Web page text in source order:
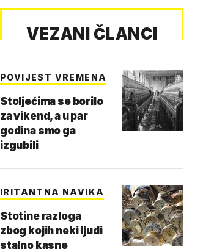
VEZANI ČLANCI
POVIJEST VREMENA
Stoljećima se borilo
za vikend, a u par
godina smo ga
izgubili
IRITANTNA NAVIKA
Stotine razloga
zbog kojih neki ljudi
stalno kasne